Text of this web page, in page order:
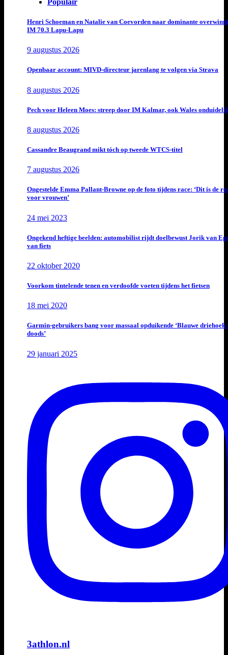
Henri Schoeman en Natalie van Coevorden naar dominante
IM 70.3 Lapu-Lapu
9 augustus 2026
Openbaar account: MIVD-directeur jarenlang te volgen via Strava
8 augustus 2026
Pech voor Heleen Moes: streep door IM Kalmar, ook Wales
8 augustus 2026
Cassandre Beaugrand mikt tóch op tweede WTCS-titel
7 augustus 2026
Ongestelde Emma Pallant-Browne op de foto tijdens race: ‘Dit is de
voor vrouwen’
24 mei 2023
Ongekend heftige beelden: automobilist rijdt doelbewust Jorik van
van fiets
22 oktober 2020
Voorkom tintelende tenen en verdoofde voeten tijdens het fietsen
18 mei 2020
Garmin-gebruikers bang voor massaal opduikende ‘Blauwe driehoek
doods’
29 januari 2025
3athlon.nl